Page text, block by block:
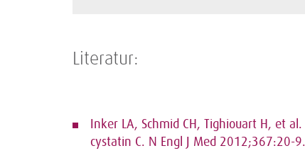
Literatur:
Inker LA, Schmid CH, Tighiouart H, et
cystatin C. N Engl J Med 2012;367:20-9.